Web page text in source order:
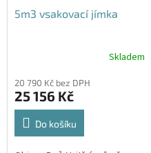
5m3 vsakovací jímka
produktu
je
5,0
5
Skladem
20 790 Kč bez DPH
25 156 Kč
Do košíku